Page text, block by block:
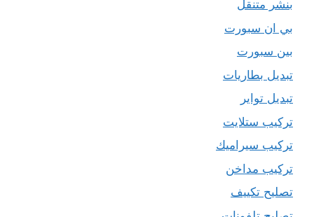
بنشر متنقل
بي ان سبورت
بين سبورت
تبديل بطاريات
تبديل تواير
تركيب ستلايت
تركيب سيراميك
تركيب مداخن
تصليح تكييف